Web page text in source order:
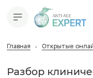
Главная Открытые
Разбор